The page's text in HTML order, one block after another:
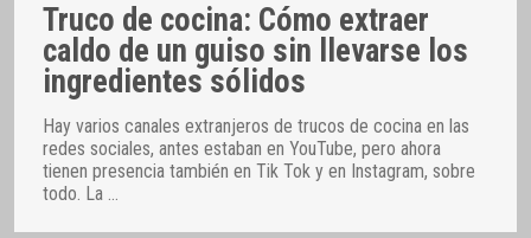
Truco de cocina: Cómo extraer
caldo de un guiso sin llevarse los
ingredientes sólidos
Hay varios canales extranjeros de trucos de cocina en las
redes sociales, antes estaban en YouTube, pero ahora
tienen presencia también en Tik Tok y en Instagram, sobre
todo. La